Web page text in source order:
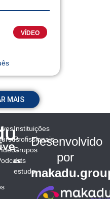
VÍDEO
MAIS
Instituições
Profissionais
Grupos
de
estudo
Desenvolvido
por